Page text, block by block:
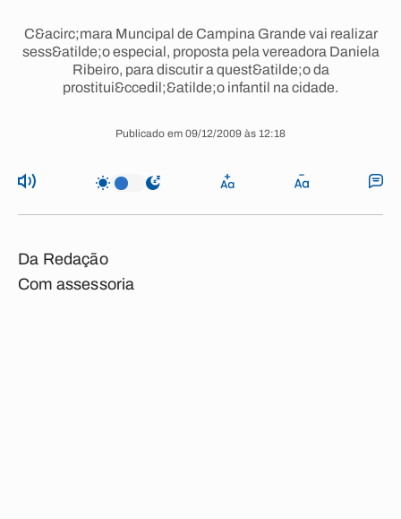
C&acirc;mara Muncipal de Campina Grande vai realizar
sess&atilde;o especial, proposta pela vereadora Daniela
Ribeiro, para discutir a quest&atilde;o da
prostitui&ccedil;&atilde;o infantil na cidade.
Publicado em 09/12/2009 às 12:18
Da Redação
Com assessoria